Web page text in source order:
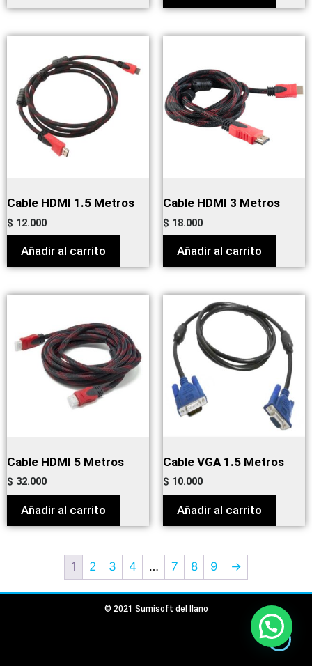
Cable HDMI 1.5 Metros
$ 12.000
Añadir al carrito
Cable HDMI 3 Metros
$ 18.000
Añadir al carrito
Cable HDMI 5 Metros
$ 32.000
Añadir al carrito
Cable VGA 1.5 Metros
$ 10.000
Añadir al carrito
1 2 3 4 … 7 8 9 →
© 2021 Sumisoft del llano